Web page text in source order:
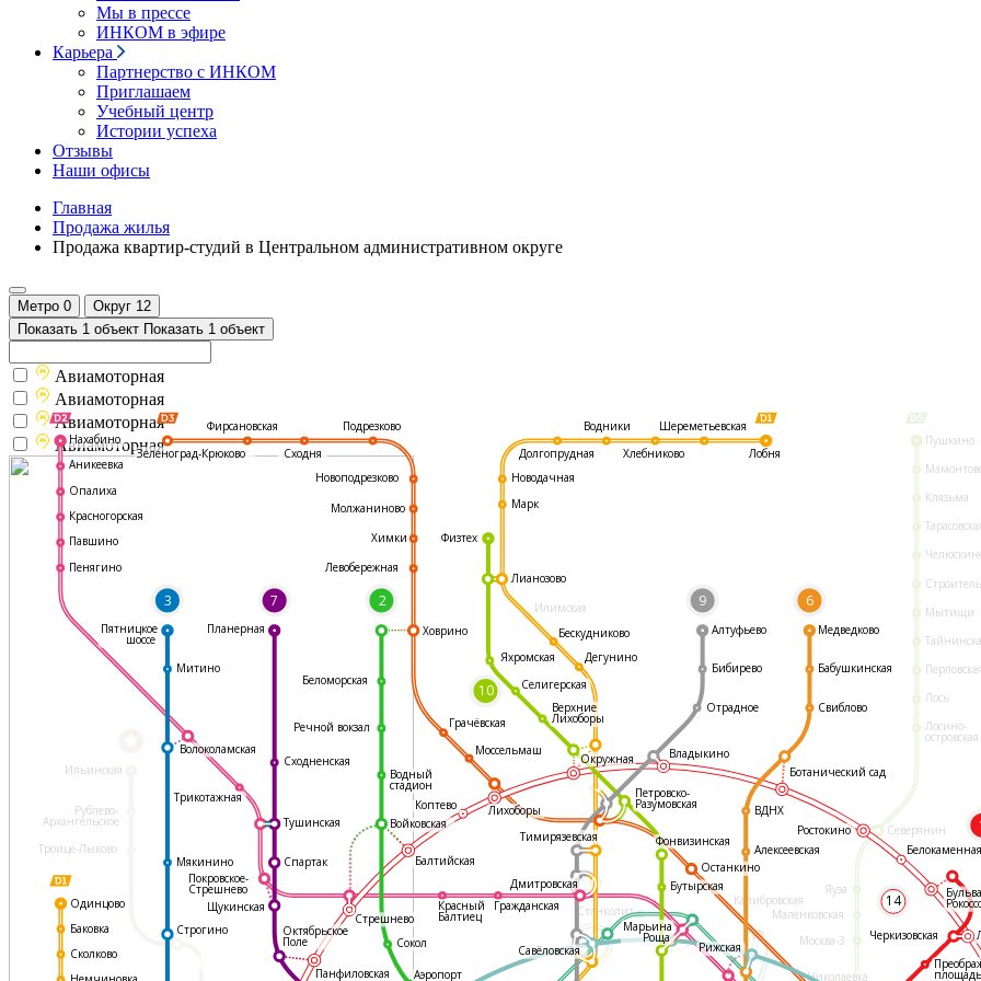
Мы в прессе
ИНКОМ в эфире
Карьера
Партнерство с ИНКОМ
Приглашаем
Учебный центр
Истории успеха
Отзывы
Наши офисы
Главная
Продажа жилья
Продажа квартир-студий в Центральном административном округе
Метро 0 Округ 12
Показать 1 объект Показать 1 объект
Илимская
Пушкино
Клязьма
Мытищи
Лось
Лосино-
островская
Северянин
Яуза
Маленковская
Москва-3
Николаевка
Ильинская
Рублево-
Архангельское
Троице-Лыково
Калибровская
Станколит
3 7
14
2 9 6
10
Фирсановская
Сходня
Подрезково
Новоподрезково
Молжаниново
Химки
Левобережная
Ховрино
Грачёвская
Моссельмаш
Останкино
Медведково
Бабушкинская
Свиблово
ВДНХ
Алексеевская
Рижская
Аэропорт
Сокол
Красный
Балтиец
Гражданская
Дмитровская
Коптево Лихоборы
Балтийская
Войковская
Водный
стадион
Сходненская
Трикотажная
Волоколамская
Тушинская
Мякинино
Строгино
Митино
Нахабино
Аникеевка
Опалиха
Красногорская
Павшино
Пенягино
Одинцово
Баковка
Сколково
Пятницкое
шоссе
Планерная
Спартак
Стрешнево
Щукинская
Октябрьское
Поле
Панфиловская
Окружная
Дегунино
Бескудниково
Верхние
Лихоборы
Селигерская
Физтех
Яхромская
Марк
Лианозово
Новодачная
Речной вокзал
Беломорская
Долгопрудная
Водники
Хлебниково
Шереметьевская
Лобня
Тимирязевская
Марьина
Роща
Савёловская
Фонвизинская
Бутырская
Петровско-
Разумовская
Покровское-
Стрешнево
Бибирево
Отрадное
Владыкино
Ботанический сад
Алтуфьево
Ростокино
Черкизовская
площадь
Зеленоград-Крюково
Авиамоторная
Авиамоторная
Авиамоторная
Авиамоторная